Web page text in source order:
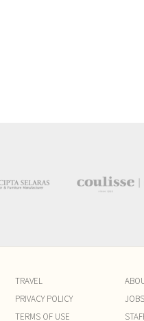
TRAVEL
PRIVACY POLICY
TERMS OF USE
JOBS